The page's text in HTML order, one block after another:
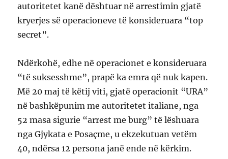
autoritetet kanë dështuar në arrestimin gjatë
kryerjes së operacioneve të konsideruara “top
secret”.
Ndërkohë, edhe në operacionet e konsideruara
“të suksesshme”, prapë ka emra që nuk kapen.
Më 20 maj të këtij viti, gjatë operacionit “URA”
në bashkëpunim me autoritetet italiane, nga
52 masa sigurie “arrest me burg” të lëshuara
nga Gjykata e Posaçme, u ekzekutuan vetëm
40, ndërsa 12 persona janë ende në kërkim.